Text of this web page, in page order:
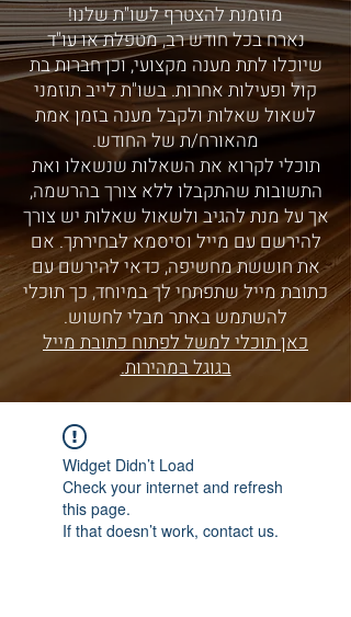
מוזמנת להצטרף לשו"ת שלנו!
נארח בכל חודש רב, מטפלת או עו"ד
שיוכלו לתת מענה מקצועי, וכן חברות בת
קול ופעילות אחרות. בשו"ת לייב תוזמני
לשאול שאלות ולקבל מענה בזמן אמת
מהאורח/ת של החודש.
תוכלי לקרוא את השאלות שנשאלו ואת
התשובות שהתקבלו ללא צורך בהרשמה,
אך על מנת להגיב ולשאול שאלות יש צורך
להירשם עם מייל וסיסמא לבחירתך. אם
את חוששת מחשיפה, כדאי להירשם עם
כתובת מייל שתפתחי לך במיוחד, כך תוכלי
להשתמש באתר מבלי לחשוש.
כאן תוכלי למשל לפתוח כתובת מייל
בגוגל במהירות.
Widget Didn’t Load
Check your internet and refresh
this page.
If that doesn’t work, contact us.